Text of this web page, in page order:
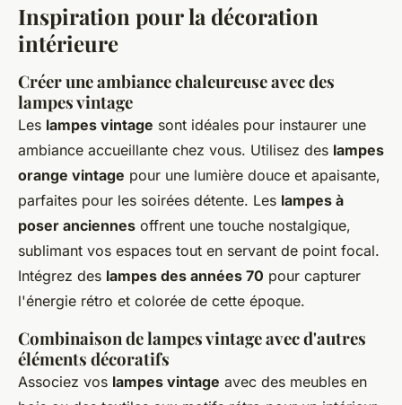
Inspiration pour la décoration
intérieure
Créer une ambiance chaleureuse avec des
lampes vintage
Les lampes vintage sont idéales pour instaurer une
ambiance accueillante chez vous. Utilisez des lampes
orange vintage pour une lumière douce et apaisante,
parfaites pour les soirées détente. Les lampes à
poser anciennes offrent une touche nostalgique,
sublimant vos espaces tout en servant de point focal.
Intégrez des lampes des années 70 pour capturer
l'énergie rétro et colorée de cette époque.
Combinaison de lampes vintage avec d'autres
éléments décoratifs
Associez vos lampes vintage avec des meubles en